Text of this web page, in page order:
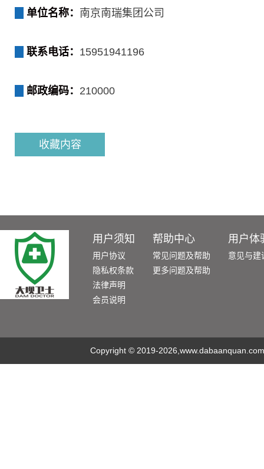
单位名称： 南京南瑞集团公司
联系电话： 15951941196
邮政编码： 210000
收藏内容
用户须知
用户协议
隐私权条款
法律声明
会员说明
帮助中心
常见问题及帮助
更多问题及帮助
用户体
意见与建
Copyright © 2019-